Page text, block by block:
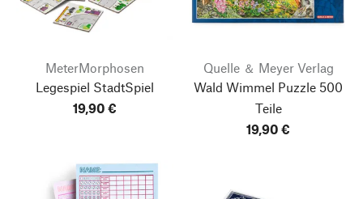
MeterMorphosen
Legespiel StadtSpiel
19,90 €
Quelle ＆ Meyer Verlag
Wald Wimmel Puzzle 500
Teile
19,90 €